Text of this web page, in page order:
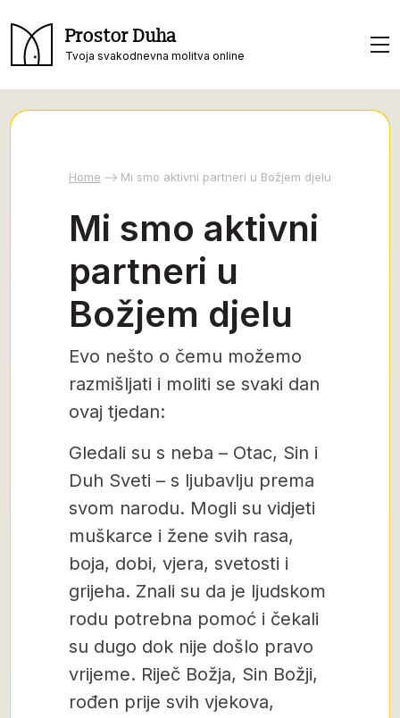
Prostor Duha
Tvoja svakodnevna molitva online
Home Mi smo aktivni partneri u Božjem djelu
Mi smo aktivni
partneri u
Božjem djelu
Evo nešto o čemu možemo
razmišljati i moliti se svaki dan
ovaj tjedan:
Gledali su s neba – Otac, Sin i
Duh Sveti – s ljubavlju prema
svom narodu. Mogli su vidjeti
muškarce i žene svih rasa,
boja, dobi, vjera, svetosti i
grijeha. Znali su da je ljudskom
rodu potrebna pomoć i čekali
su dugo dok nije došlo pravo
vrijeme. Riječ Božja, Sin Božji,
rođen prije svih vjekova,